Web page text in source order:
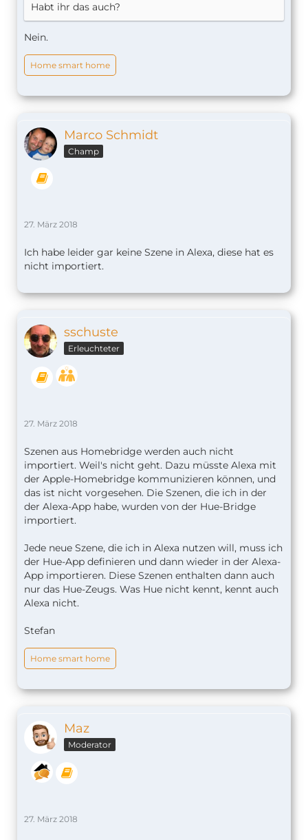
Habt ihr das auch?
Nein.
Home smart home
Marco Schmidt
Champ
27. März 2018
Ich habe leider gar keine Szene in Alexa, diese hat es
nicht importiert.
sschuste
Erleuchteter
27. März 2018
Szenen aus Homebridge werden auch nicht
importiert. Weil's nicht geht. Dazu müsste Alexa mit
der Apple-Homebridge kommunizieren können, und
das ist nicht vorgesehen. Die Szenen, die ich in der
der Alexa-App habe, wurden von der Hue-Bridge
importiert.
Jede neue Szene, die ich in Alexa nutzen will, muss ich
der Hue-App definieren und dann wieder in der Alexa-
App importieren. Diese Szenen enthalten dann auch
nur das Hue-Zeugs. Was Hue nicht kennt, kennt auch
Alexa nicht.
Stefan
Home smart home
Maz
Moderator
27. März 2018